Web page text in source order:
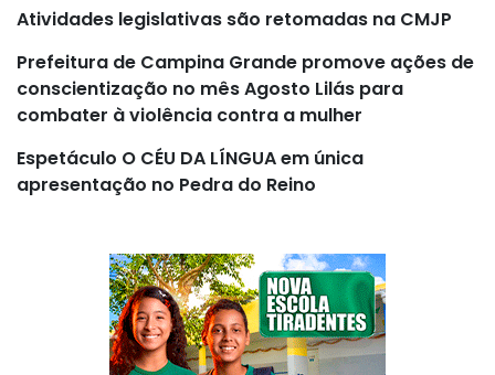
Atividades legislativas são retomadas na CMJP
Prefeitura de Campina Grande promove ações de
conscientização no mês Agosto Lilás para
combater à violência contra a mulher
Espetáculo O CÉU DA LÍNGUA em única
apresentação no Pedra do Reino